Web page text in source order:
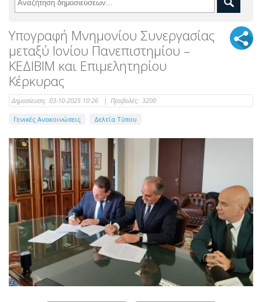
Υπογραφή Μνημονίου Συνεργασίας
μεταξύ Ιονίου Πανεπιστημίου –
ΚΕΔΙΒΙΜ και Επιμελητηρίου
Κέρκυρας
Δημοσίευση: 03-10-2025 10:26 | Προβολές: 3200
Γενικές Ανακοινώσεις Δελτία Τύπου